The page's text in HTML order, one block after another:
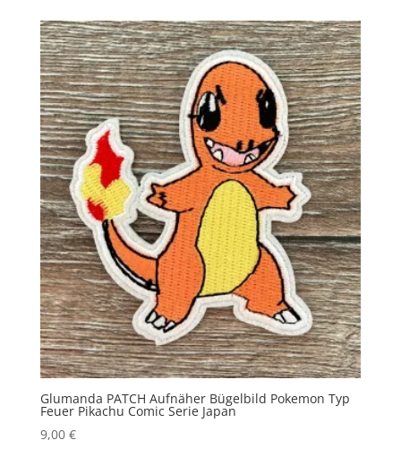
Glumanda PATCH Aufnäher Bügelbild Pokemon Typ
Feuer Pikachu Comic Serie Japan
9,00 €